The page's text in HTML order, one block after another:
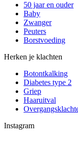
50 jaar en ouder
Baby
Zwanger
Peuters
Borstvoeding
Herken je klachten
Botontkalking
Diabetes type 2
Griep
Haaruitval
Instagram